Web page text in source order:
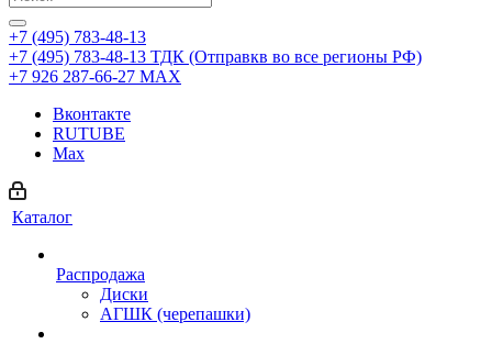
+7 (495) 783-48-13
+7 (495) 783-48-13 ТДК (Отправкв во все регионы РФ)
+7 926 287-66-27 МАХ
Вконтакте
RUTUBE
Max
Каталог
Распродажа
Диски
АГШК (черепашки)